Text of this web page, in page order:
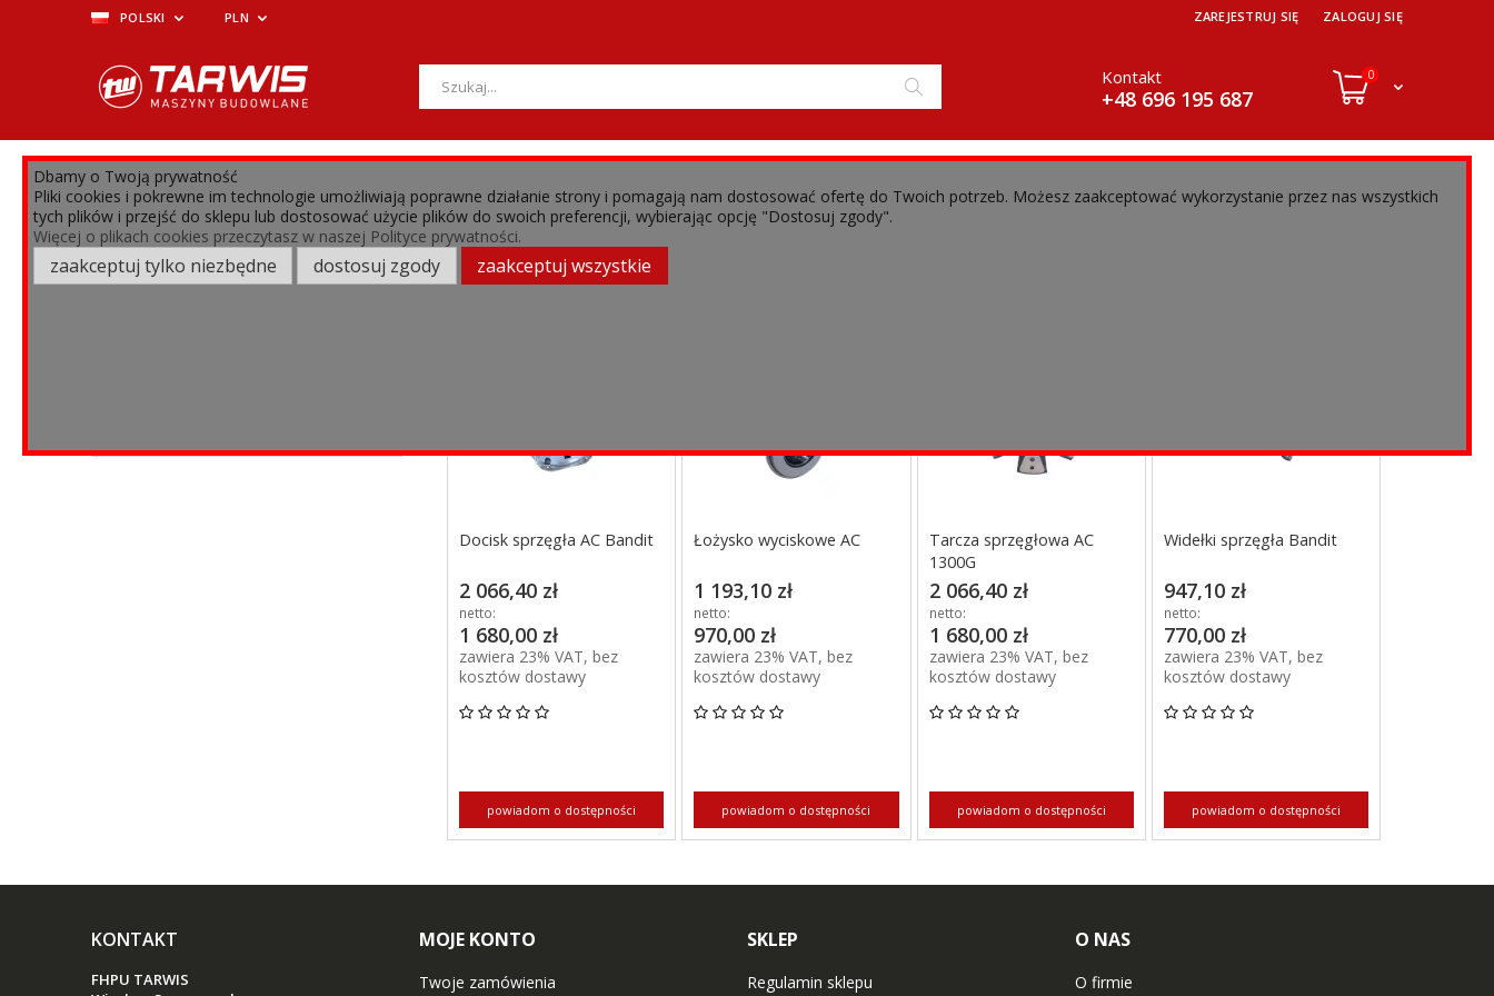
ZAREJESTRUJ SIĘ ZALOGUJ SIĘ
Kontakt
+48 696 195 687
0
MENU
› CZĘŚCI ZAMIENNE › Rembaki
POLSKI PLN
REMBAKI
Docisk sprzęgła AC Bandit
2 066,40 zł
netto:
1 680,00 zł
zawiera 23% VAT, bez
kosztów dostawy
powiadom o dostępności
Łożysko wyciskowe AC
1 193,10 zł
netto:
970,00 zł
zawiera 23% VAT, bez
kosztów dostawy
powiadom o dostępności
Tarcza sprzęgłowa AC
1300G
2 066,40 zł
netto:
1 680,00 zł
zawiera 23% VAT, bez
kosztów dostawy
powiadom o dostępności
Widełki sprzęgła Bandit
947,10 zł
netto:
770,00 zł
zawiera 23% VAT, bez
kosztów dostawy
powiadom o dostępności
KONTAKT
FHPU TARWIS
MOJE KONTO
Twoje zamówienia
SKLEP
Regulamin sklepu
O NAS
O firmie
Dbamy o Twoją prywatność
Pliki cookies i pokrewne im technologie umożliwiają poprawne działanie strony i pomagają nam dostosować ofertę do Twoich potrzeb. Możesz zaakceptować wykorzystanie przez nas wszystkich
tych plików i przejść do sklepu lub dostosować użycie plików do swoich preferencji, wybierając opcję "Dostosuj zgody".
Więcej o plikach cookies przeczytasz w naszej Polityce prywatności.
zaakceptuj tylko niezbędne dostosuj zgody zaakceptuj wszystkie